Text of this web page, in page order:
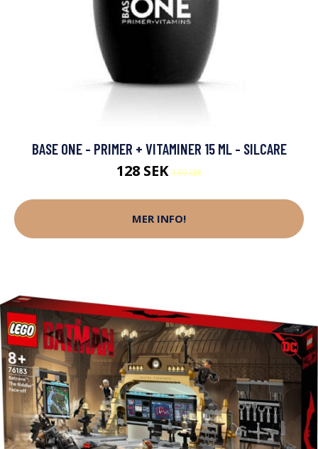
BASE ONE - PRIMER + VITAMINER 15 ML - SILCARE
128 SEK199 SEK
MER INFO!